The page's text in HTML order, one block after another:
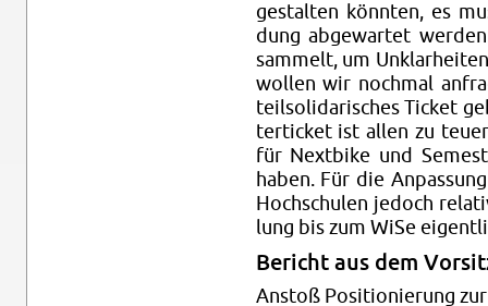
ge­stal­ten könn­ten, es
dung ab­ge­war­tet
sam­melt, um
wol­len wir noch­mal
teil­so­li­da­ri­sches Ti­cket
ter­ti­cket ist allen zu
für Next­bike und
haben. Für die
Hoch­schu­len je­doch
lung bis zum WiSe
Be­richt aus dem
An­stoß Po­si­tio­nie­rung